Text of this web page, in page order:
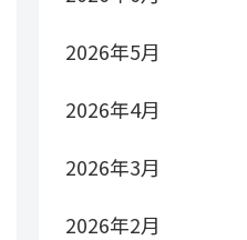
2026年5月
2026年4月
2026年3月
2026年2月